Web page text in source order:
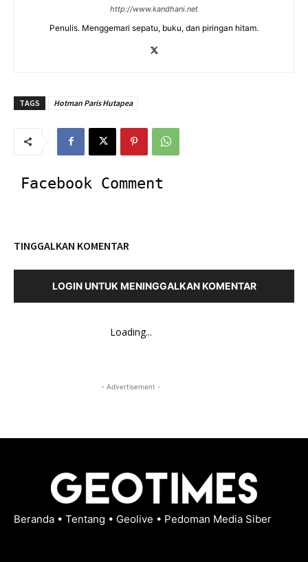
http://www.kandhani.net
Penulis. Menggemari sepatu, buku, dan piringan hitam.
TAGS Hotman Paris Hutapea
Facebook Comment
TINGGALKAN KOMENTAR
LOGIN UNTUK MENINGGALKAN KOMENTAR
Loading...
- Advertisement -
Beranda • Tentang • Geolive • Pedoman Media Siber